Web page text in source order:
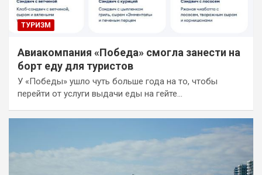
ТУРИЗМ
Авиакомпания «Победа» смогла занести на
борт еду для туристов
У «Победы» ушло чуть больше года на то, чтобы
перейти от услуги выдачи еды на гейте…